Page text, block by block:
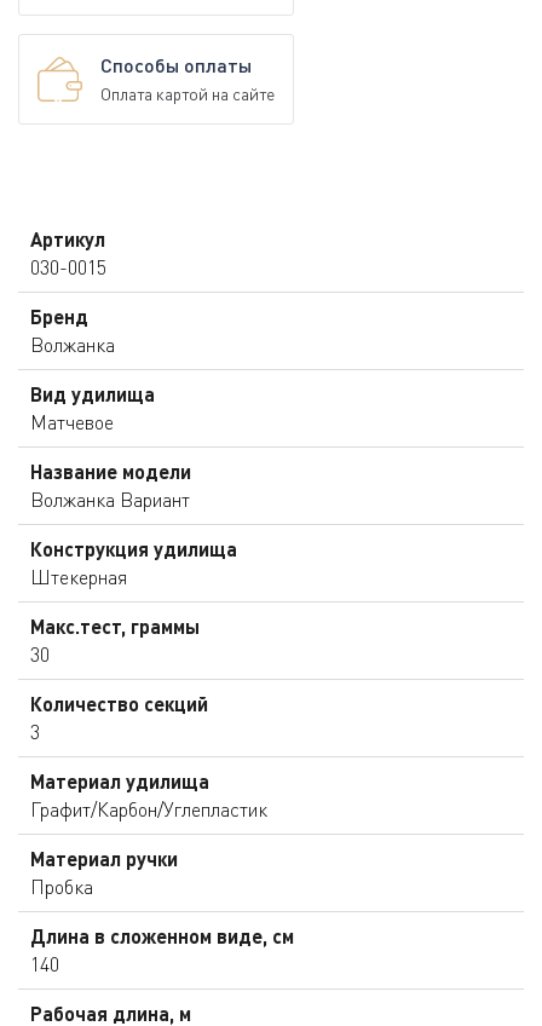
Способы оплаты
Оплата картой на сайте
Артикул
030-0015
Бренд
Волжанка
Вид удилища
Матчевое
Название модели
Волжанка Вариант
Конструкция удилища
Штекерная
Макс.тест, граммы
30
Количество секций
3
Материал удилища
Графит/Карбон/Углепластик
Материал ручки
Пробка
Длина в сложенном виде, см
140
Рабочая длина, м